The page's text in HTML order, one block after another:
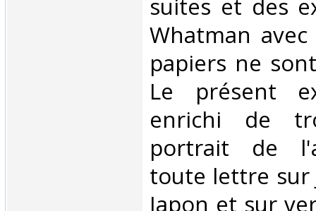
suites et des
Whatman
papiers ne
Le présent
enrichi de
portrait de
toute lettre sur
Japon et sur